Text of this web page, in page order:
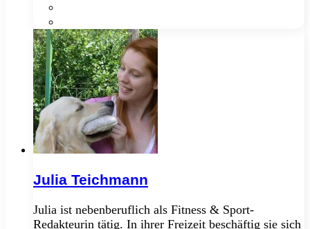
Julia Teichmann
Julia ist nebenberuflich als Fitness & Sport-
Redakteurin tätig. In ihrer Freizeit beschäftig sie sich